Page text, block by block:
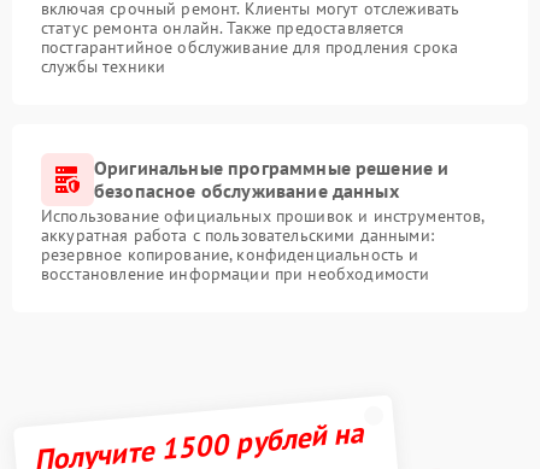
включая срочный ремонт. Клиенты могут отслеживать
статус ремонта онлайн. Также предоставляется
постгарантийное обслуживание для продления срока
службы техники
Оригинальные программные решение и
безопасное обслуживание данных
Использование официальных прошивок и инструментов,
аккуратная работа с пользовательскими данными:
резервное копирование, конфиденциальность и
восстановление информации при необходимости
Получите 1500 рублей на